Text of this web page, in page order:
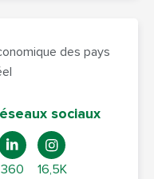
des pays
sociaux
360 16,5K